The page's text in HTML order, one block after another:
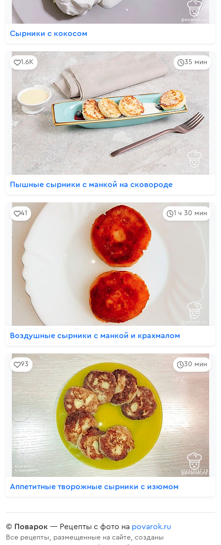
Сырники с кокосом
35 мин
1.6K
Пышные сырники с манкой на сковороде
1 ч 30 мин
41
Воздушные сырники с манкой и крахмалом
30 мин
93
Аппетитные творожные сырники с изюмом
© Поварок — Рецепты с фото на povarok.ru
Все рецепты, размещенные на сайте, созданы